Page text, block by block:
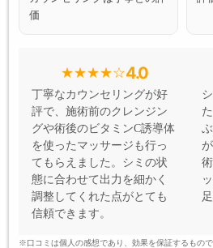
価
4.0
丁寧なカウンセリングが好
評で、施術前のクレンジン
グや術後のビタミンC誘導体
を使ったマッサージも行っ
てもらえました。シミの状
態に合わせて出力を細かく
調整してくれた点がとても
信頼できます。
※口コミは個人の感想であり、効果を保証するもので